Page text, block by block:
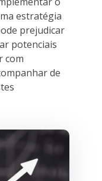
estratégia
prejudicar
potenciais
com
de